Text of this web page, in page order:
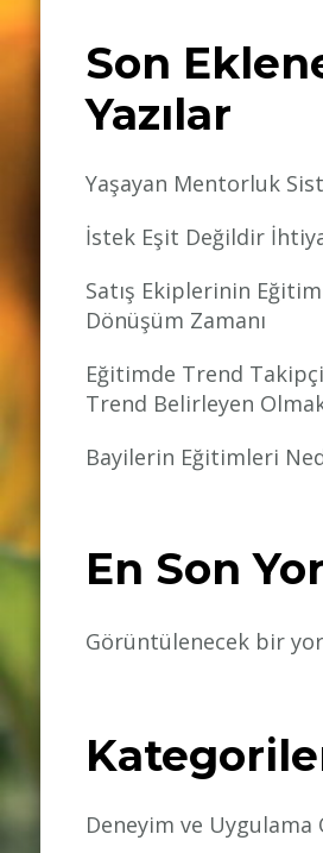
Son
Yazılar
Yaşayan Mentorluk
İstek Eşit Değildir
Satış Ekiplerinin
Dönüşüm Zamanı
Eğitimde Trend
Trend Belirleyen Olmak
Bayilerin Eğitimleri
En Son
Görüntülenecek bir
Deneyim ve Uygulama